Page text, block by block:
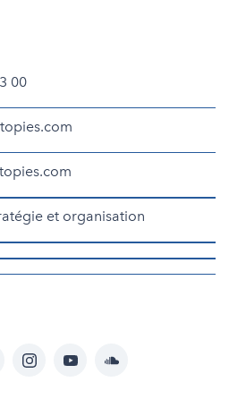
00
et organisation
InstagramYouTubeSoundcloud